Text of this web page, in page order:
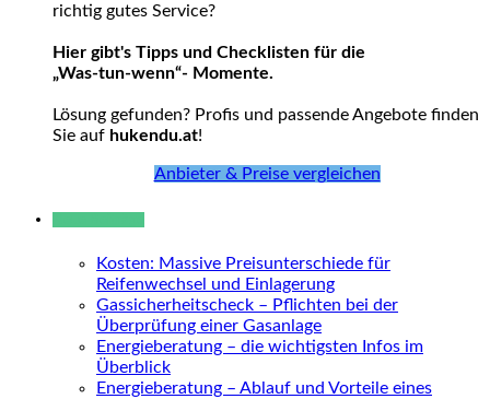
richtig gutes Service?
Hier gibt's Tipps und Checklisten für die
„Was-tun-wenn“- Momente.
Lösung gefunden? Profis und passende Angebote finden
Sie auf hukendu.at!
Anbieter & Preise vergleichen
Kosten: Massive Preisunterschiede für
Reifenwechsel und Einlagerung
Gassicherheitscheck – Pflichten bei der
Überprüfung einer Gasanlage
Energieberatung – die wichtigsten Infos im
Überblick
Energieberatung – Ablauf und Vorteile eines